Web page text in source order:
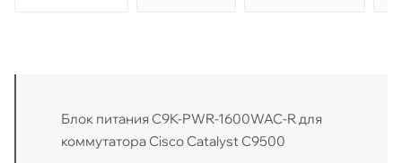
Блок питания C9K-PWR-1600WAC-R для
коммутатора Cisco Catalyst C9500